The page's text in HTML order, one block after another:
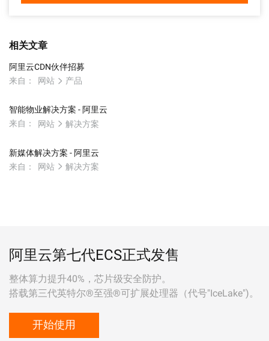
相关文章
阿里云CDN伙伴招募
来自：
网站 产品
智能物业解决方案 - 阿里云
来自：
网站 解决方案
新媒体解决方案 - 阿里云
来自：
网站 解决方案
阿里云第七代ECS正式发售
整体算力提升40%，芯片级安全防护。
搭载第三代英特尔®至强®可扩展处理器（代号"IceLake")。
开始使用